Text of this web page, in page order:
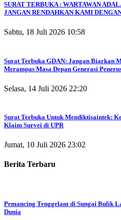
SURAT TERBUKA : WARTAWAN
JANGAN RENDAHKAN KAMI
Sabtu, 18 Juli 2026 10:58
Surat Terbuka GDAN: Jangan Biarkan
Merampas Masa Depan Generasi
Selasa, 14 Juli 2026 22:20
Surat Terbuka Untuk Mendiktisaintek:
Klaim Survei di UPR
Jumat, 10 Juli 2026 23:02
Berita Terbaru
Pemancing Tenggelam di Sungai Bulik
Dunia